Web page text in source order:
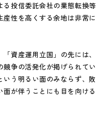
る投信委託会社の業態転換等
性を高くする余地は非常に
資産運用立国」の先には、
争の活発化が掲げられてい
う明るい面のみならず、敗
が伴うことにも目を向ける